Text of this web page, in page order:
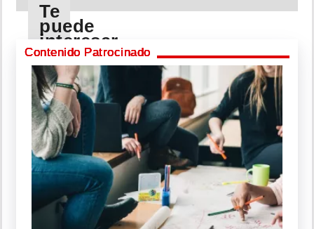
Te
puede
interesar
Capturado
al
mantener
una
orden
de
aprehensión
por
violación
carnal
Contenido Patrocinado